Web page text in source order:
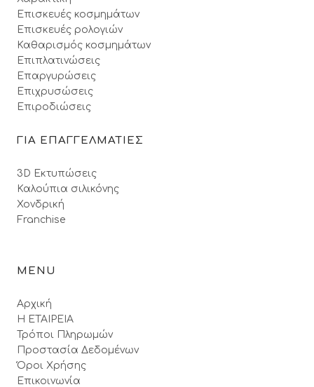
Επισκευές κοσμημάτων
Επισκευές ρολογιών
Καθαρισμός κοσμημάτων
Επιπλατινώσεις
Επαργυρώσεις
Επιχρυσώσεις
Επιροδιώσεις
ΓΙΑ ΕΠΑΓΓΕΛΜΑΤΙΕΣ
3D Εκτυπώσεις
Καλούπια σιλικόνης
Χονδρική
Franchise
MENU
Αρχική
Η ΕΤΑΙΡΕΙΑ
Τρόποι Πληρωμών
Προστασία Δεδομένων
Όροι Xρήσης
Επικοινωνία